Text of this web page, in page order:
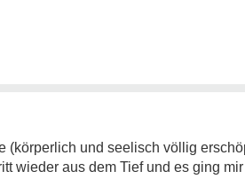
und seelisch völlig
wieder aus dem Tief und es ging